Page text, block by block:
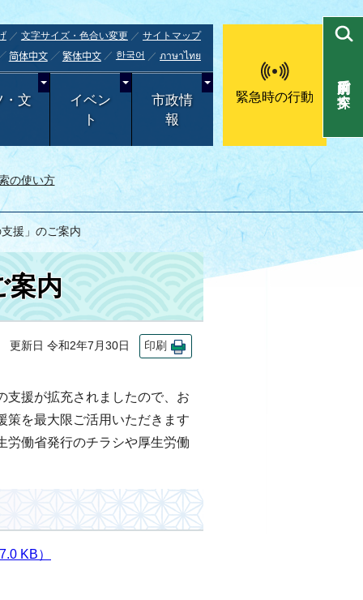
文字サイズ・色合い変更
サイトマップ
简体中文 繁体中文 한국어 ภาษาไทย
・文
イベン
ト
市政情
報
緊急時の行動
の使い方
目的別で探す
援」のご案内
案内
更新日 令和2年7月30日 印刷
援が拡充されましたので、お
策を最大限ご活用いただきます
労働省発行のチラシや厚生労働
KB）